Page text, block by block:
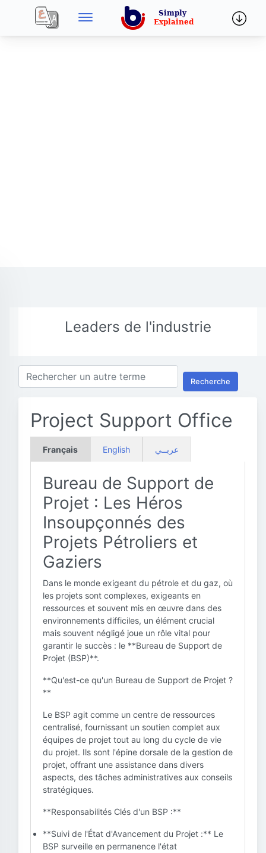
Leaders de l'industrie
Recherche
Project Support Office
Français English عربــي
Bureau de Support de
Projet : Les Héros
Insoupçonnés des
Projets Pétroliers et
Gaziers
Dans le monde exigeant du pétrole et du gaz, où
les projets sont complexes, exigeants en
ressources et souvent mis en œuvre dans des
environnements difficiles, un élément crucial
mais souvent négligé joue un rôle vital pour
garantir le succès : le **Bureau de Support de
Projet (BSP)**.
**Qu'est-ce qu'un Bureau de Support de Projet ?
**
Le BSP agit comme un centre de ressources
centralisé, fournissant un soutien complet aux
équipes de projet tout au long du cycle de vie
du projet. Ils sont l'épine dorsale de la gestion de
projet, offrant une assistance dans divers
aspects, des tâches administratives aux conseils
stratégiques.
**Responsabilités Clés d'un BSP :**
**Suivi de l'État d'Avancement du Projet :** Le
BSP surveille en permanence l'état